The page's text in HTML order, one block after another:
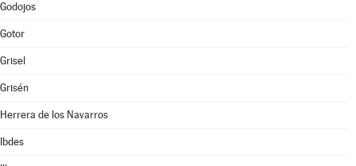
Godojos
Gotor
Grisel
Grisén
Herrera de los Navarros
Ibdes